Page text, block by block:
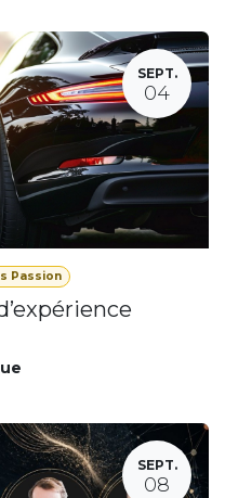
SEPT.
04
Passion
SEPT.
08